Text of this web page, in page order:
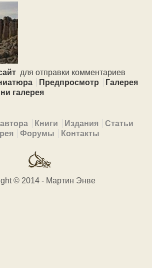
для отправки комментариев
Предпросмотр
Галерея
галерея
Книги Издания
Статьи
Форумы Контакты
© 2014 - Мартин Энве